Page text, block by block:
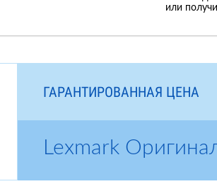
или
ГАРАНТИРОВАННАЯ ЦЕНА
Lexmark